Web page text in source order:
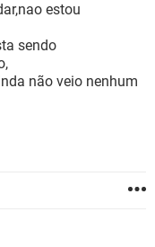
estou
sendo
não veio nenhum